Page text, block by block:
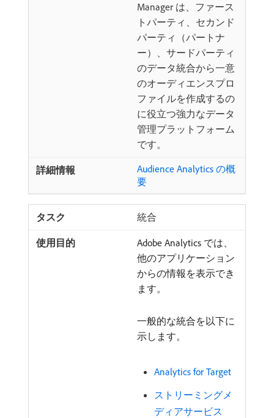
Manager は、ファース
トパーティ、セカンド
パーティ（パートナ
ー）、サードパーティ
のデータ統合から一意
のオーディエンスプロ
ファイルを作成するの
に役立つ強力なデータ
管理プラットフォーム
です。
Audience Analytics の概
要
統合
Adobe Analytics では、
他のアプリケーション
からの情報を表示でき
ます。
一般的な統合を以下に
示します。
Analytics for Target
ストリーミングメ
ディアサービス